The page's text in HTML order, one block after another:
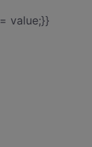
value;}}